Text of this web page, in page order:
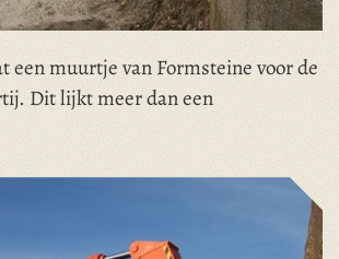
een muurtje van Formsteine voor de
Dit lijkt meer dan een